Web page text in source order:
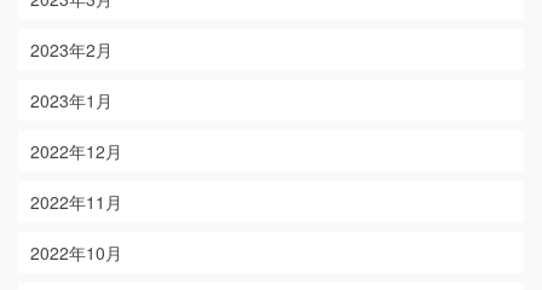
2023年2月
2023年1月
2022年12月
2022年11月
2022年10月